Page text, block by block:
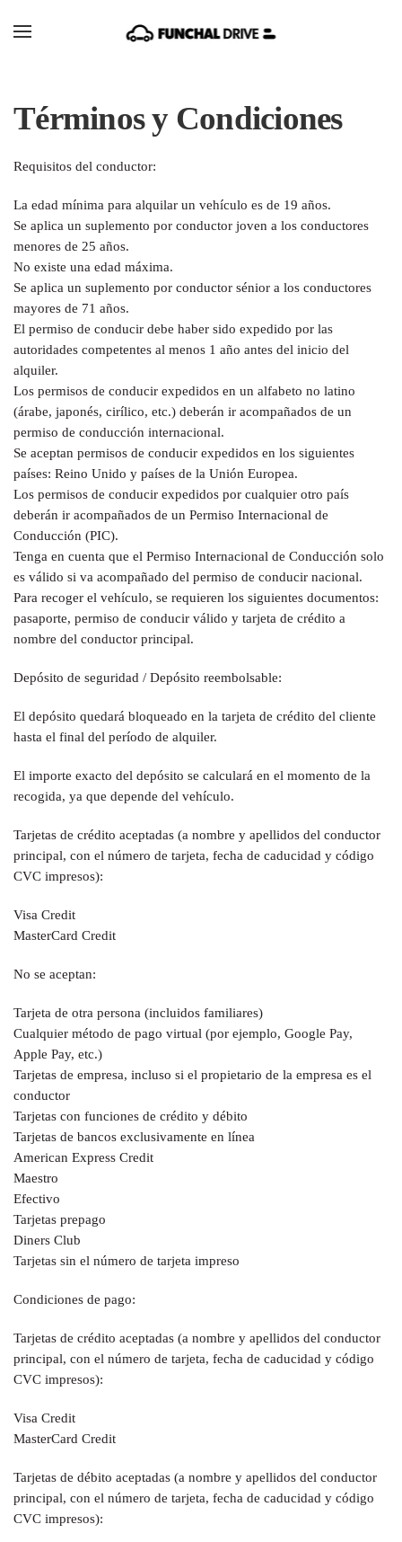
Términos y Condiciones
Requisitos del conductor:
La edad mínima para alquilar un vehículo es de 19 años.
Se aplica un suplemento por conductor joven a los conductores
menores de 25 años.
No existe una edad máxima.
Se aplica un suplemento por conductor sénior a los conductores
mayores de 71 años.
El permiso de conducir debe haber sido expedido por las
autoridades competentes al menos 1 año antes del inicio del
alquiler.
Los permisos de conducir expedidos en un alfabeto no latino
(árabe, japonés, cirílico, etc.) deberán ir acompañados de un
permiso de conducción internacional.
Se aceptan permisos de conducir expedidos en los siguientes
países: Reino Unido y países de la Unión Europea.
Los permisos de conducir expedidos por cualquier otro país
deberán ir acompañados de un Permiso Internacional de
Conducción (PIC).
Tenga en cuenta que el Permiso Internacional de Conducción solo
es válido si va acompañado del permiso de conducir nacional.
Para recoger el vehículo, se requieren los siguientes documentos:
pasaporte, permiso de conducir válido y tarjeta de crédito a
nombre del conductor principal.
Depósito de seguridad / Depósito reembolsable:
El depósito quedará bloqueado en la tarjeta de crédito del cliente
hasta el final del período de alquiler.
El importe exacto del depósito se calculará en el momento de la
recogida, ya que depende del vehículo.
Tarjetas de crédito aceptadas (a nombre y apellidos del conductor
principal, con el número de tarjeta, fecha de caducidad y código
CVC impresos):
Visa Credit
MasterCard Credit
No se aceptan:
Tarjeta de otra persona (incluidos familiares)
Cualquier método de pago virtual (por ejemplo, Google Pay,
Apple Pay, etc.)
Tarjetas de empresa, incluso si el propietario de la empresa es el
conductor
Tarjetas con funciones de crédito y débito
Tarjetas de bancos exclusivamente en línea
American Express Credit
Maestro
Efectivo
Tarjetas prepago
Diners Club
Tarjetas sin el número de tarjeta impreso
Condiciones de pago:
Tarjetas de crédito aceptadas (a nombre y apellidos del conductor
principal, con el número de tarjeta, fecha de caducidad y código
CVC impresos):
Visa Credit
MasterCard Credit
Tarjetas de débito aceptadas (a nombre y apellidos del conductor
principal, con el número de tarjeta, fecha de caducidad y código
CVC impresos):